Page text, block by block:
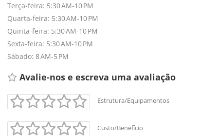
Terça-feira: 5:30 AM-10 PM
Quarta-feira: 5:30 AM-10 PM
Quinta-feira: 5:30 AM-10 PM
Sexta-feira: 5:30 AM-10 PM
Sábado: 8 AM-5 PM
Avalie-nos e escreva uma avaliação
Estrutura/Equipamentos
Custo/Benefício